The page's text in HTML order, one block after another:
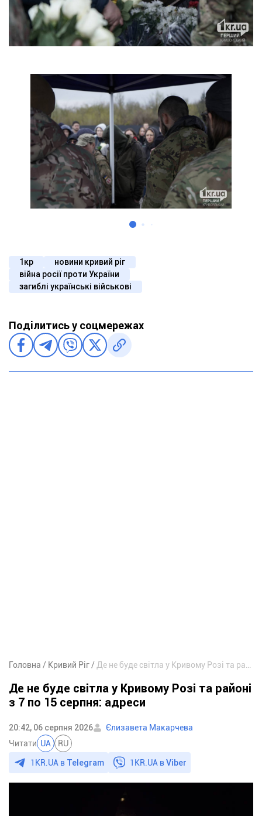
1кр
новини кривий ріг
війна росії проти України
загиблі українські військові
Поділитись у соцмережах
Головна Кривий Ріг
Де не буде світла у Кривому Розі та районі
з 7 по 15 серпня: адреси
20:42, 06 серпня 2026
Єлизавета Макарчева
Читати UA RU
1KR.UA в Telegram 1KR.UA вViber